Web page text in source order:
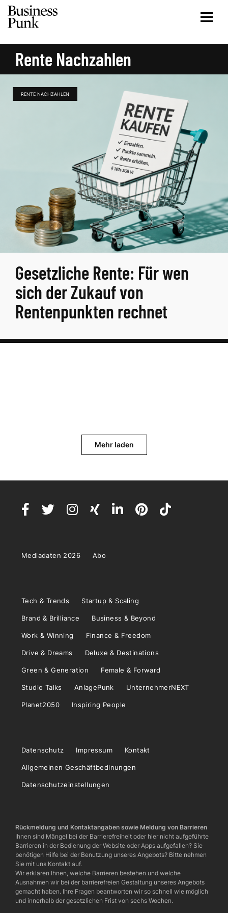
Rente Nachzahlen
RENTE NACHZAHLEN
Gesetzliche Rente: Für wen
sich der Zukauf von
Rentenpunkten rechnet
Mehr laden
Mediadaten 2026 Abo
Tech & Trends Startup & Scaling
Brand & Brilliance Business & Beyond
Work & Winning Finance & Freedom
Drive & Dreams Deluxe & Destinations
Green & Generation Female & Forward
Studio Talks AnlagePunk UnternehmerNEXT
Planet2050 Inspiring People
Datenschutz Impressum Kontakt
Allgemeinen Geschäftbedinungen
Datenschutzeinstellungen
Rückmeldung und Kontaktangaben sowie Meldung von Barrieren
Ihnen sind Mängel bei der Barrierefreiheit oder hier nicht aufgeführte
Barrieren in der Bedienung der Website oder Apps aufgefallen? Sie
benötigen Hilfe bei der Benutzung unseres Angebots? Bitte nehmen
Sie mit uns Kontakt auf.
Wir erklären Ihnen, welche Barrieren bestehen und welche
Ausnahmen wir bei der barrierefreien Gestaltung unseres Angebots
gemacht haben. Ihre Fragen beantworten wir so schnell wie möglich
und innerhalb der gesetzlichen Frist von sechs Wochen.